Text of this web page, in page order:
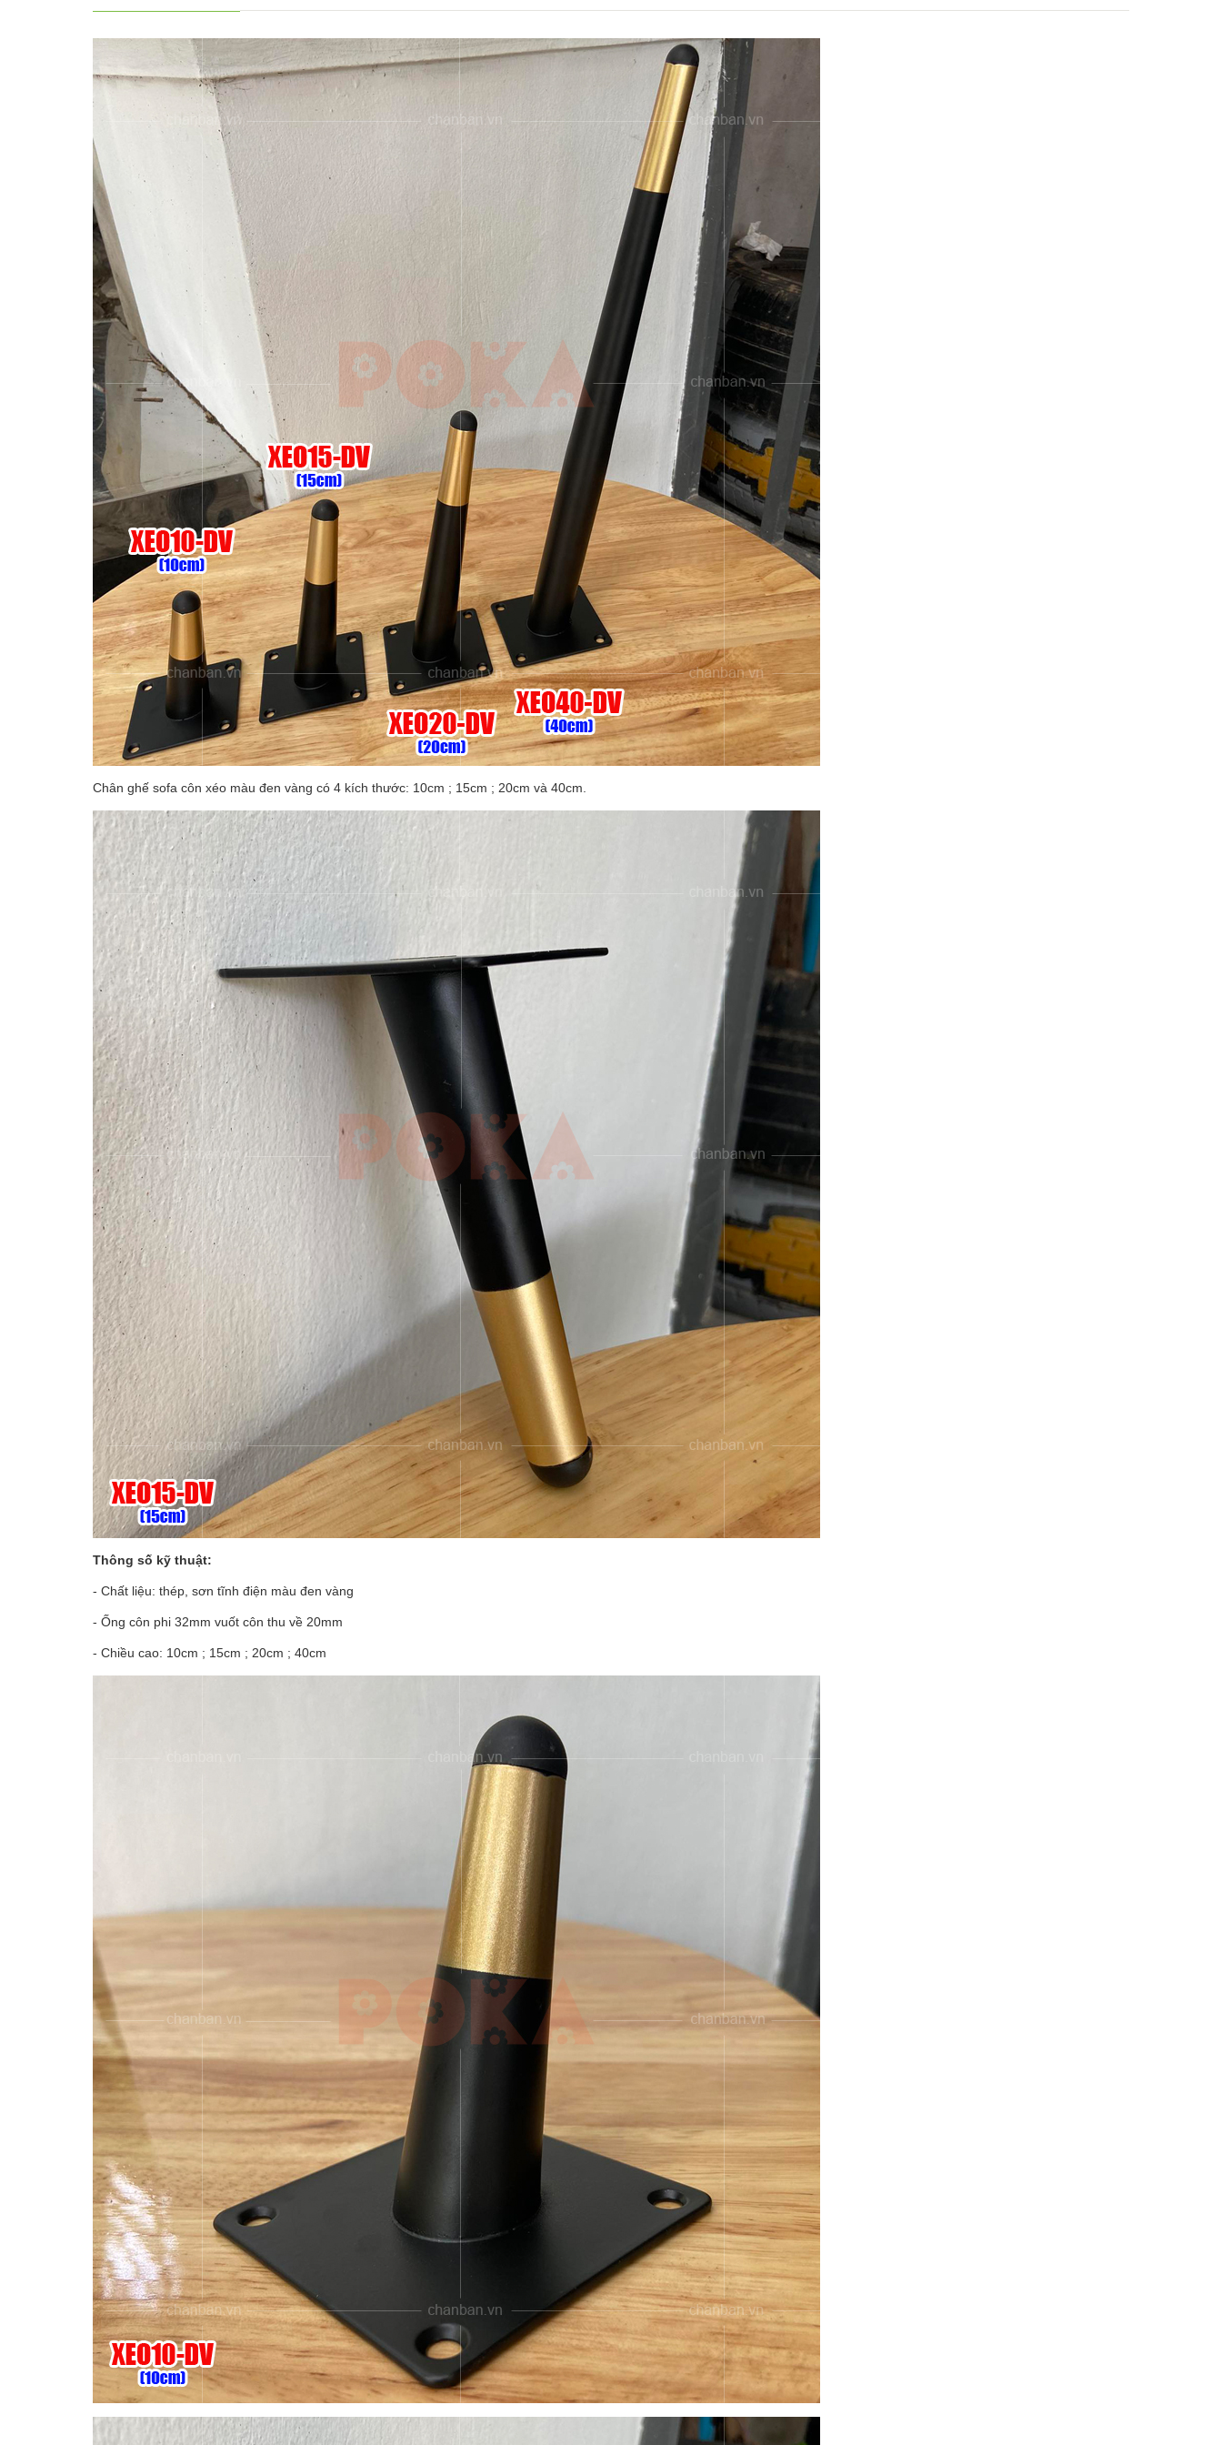
Chân ghế sofa côn xéo màu đen vàng có 4 kích thước: 10cm ; 15cm ; 20cm và 40cm.
Thông số kỹ thuật:
- Chất liệu: thép, sơn tĩnh điện màu đen vàng
- Ống côn phi 32mm vuốt côn thu về 20mm
- Chiều cao: 10cm ; 15cm ; 20cm ; 40cm